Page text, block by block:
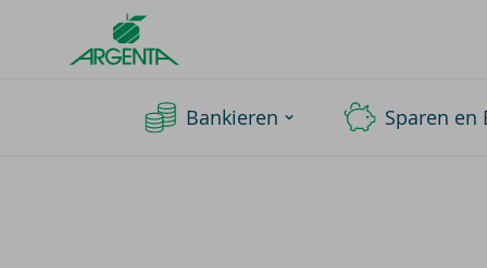
Argenta
Homepage
Bankieren Sparen en